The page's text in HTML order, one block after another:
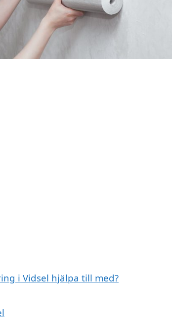
i Vidsel hjälpa till med?